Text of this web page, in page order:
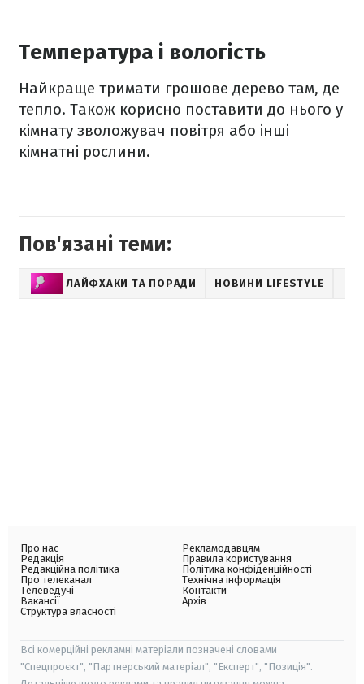
Температура і вологість
Найкраще тримати грошове дерево там, де
тепло. Також корисно поставити до нього у
кімнату зволожувач повітря або інші
кімнатні рослини.
Пов'язані теми:
ЛАЙФХАКИ ТА ПОРАДИ НОВИНИ LIFESTYLE
Про нас
Редакція
Редакційна політика
Про телеканал
Телеведучі
Вакансії
Структура власності
Рекламодавцям
Правила користування
Політика конфіденційності
Технічна інформація
Контакти
Архів
Всі комерційні рекламні матеріали позначені словами
"Спецпроєкт", "Партнерський матеріал", "Експерт", "Позиція".